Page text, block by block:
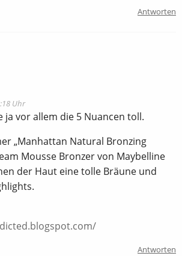
Antworten
Uhr
ja vor allem die 5 Nuancen toll.
„Manhattan Natural Bronzing
Mousse Bronzer von Maybelline
der Haut eine tolle Bräune und
Antworten